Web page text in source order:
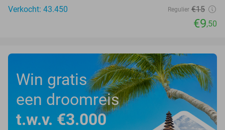
Verkocht: 43.450
Regulier €15
€9,50
Win gratis
een droomreis
t.w.v. €3.000